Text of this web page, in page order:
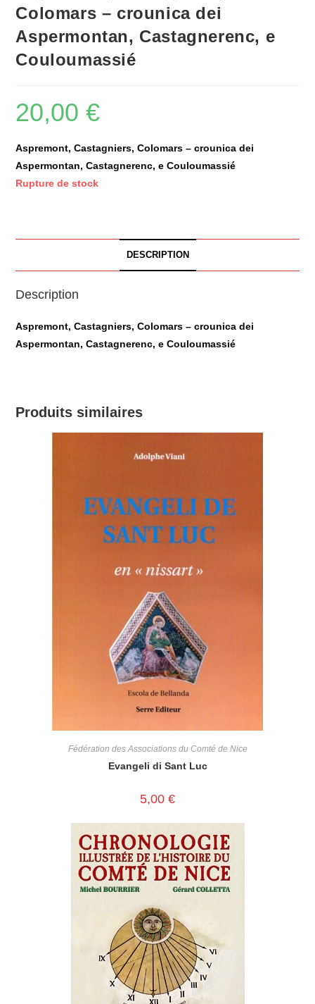
Colomars – crounica dei
Aspermontan, Castagnerenc, e
Couloumassié
20,00€
Aspremont, Castagniers, Colomars – crounica dei
Aspermontan, Castagnerenc, e Couloumassié
Rupture de stock
DESCRIPTION
Description
Aspremont, Castagniers, Colomars – crounica dei
Aspermontan, Castagnerenc, e Couloumassié
Produits similaires
Fédération des Associations du Comté de Nice
Evangeli di Sant Luc
5,00 €